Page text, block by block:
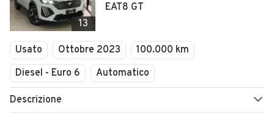
13
EAT8 GT
Usato Ottobre 2023
100.000 km
Diesel - Euro 6
Automatico
Descrizione